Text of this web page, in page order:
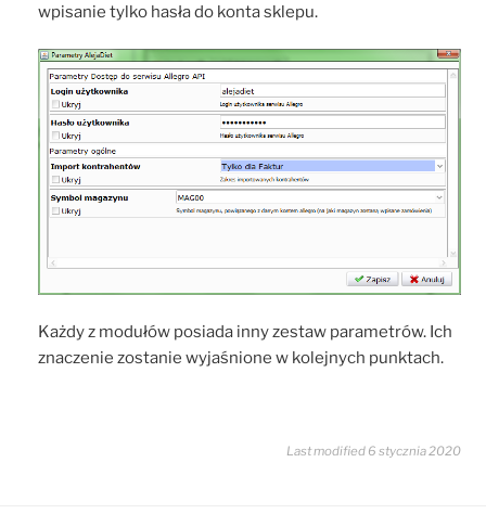
wpisanie tylko hasła do konta sklepu.
Każdy z modułów posiada inny zestaw parametrów. Ich
znaczenie zostanie wyjaśnione w kolejnych punktach.
Last modified 6 stycznia 2020